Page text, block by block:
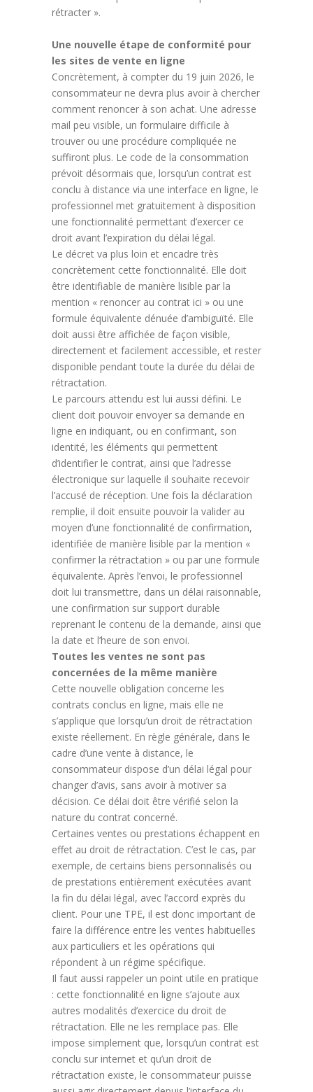
rétracter ».
Une nouvelle étape de conformité pour
les sites de vente en ligne
Concrètement, à compter du 19 juin 2026, le
consommateur ne devra plus avoir à chercher
comment renoncer à son achat. Une adresse
mail peu visible, un formulaire difficile à
trouver ou une procédure compliquée ne
suffiront plus. Le code de la consommation
prévoit désormais que, lorsqu’un contrat est
conclu à distance via une interface en ligne, le
professionnel met gratuitement à disposition
une fonctionnalité permettant d’exercer ce
droit avant l’expiration du délai légal.
Le décret va plus loin et encadre très
concrètement cette fonctionnalité. Elle doit
être identifiable de manière lisible par la
mention « renoncer au contrat ici » ou une
formule équivalente dénuée d’ambiguïté. Elle
doit aussi être affichée de façon visible,
directement et facilement accessible, et rester
disponible pendant toute la durée du délai de
rétractation.
Le parcours attendu est lui aussi défini. Le
client doit pouvoir envoyer sa demande en
ligne en indiquant, ou en confirmant, son
identité, les éléments qui permettent
d’identifier le contrat, ainsi que l’adresse
électronique sur laquelle il souhaite recevoir
l’accusé de réception. Une fois la déclaration
remplie, il doit ensuite pouvoir la valider au
moyen d’une fonctionnalité de confirmation,
identifiée de manière lisible par la mention «
confirmer la rétractation » ou par une formule
équivalente. Après l’envoi, le professionnel
doit lui transmettre, dans un délai raisonnable,
une confirmation sur support durable
reprenant le contenu de la demande, ainsi que
la date et l’heure de son envoi.
Toutes les ventes ne sont pas
concernées de la même manière
Cette nouvelle obligation concerne les
contrats conclus en ligne, mais elle ne
s’applique que lorsqu’un droit de rétractation
existe réellement. En règle générale, dans le
cadre d’une vente à distance, le
consommateur dispose d’un délai légal pour
changer d’avis, sans avoir à motiver sa
décision. Ce délai doit être vérifié selon la
nature du contrat concerné.
Certaines ventes ou prestations échappent en
effet au droit de rétractation. C’est le cas, par
exemple, de certains biens personnalisés ou
de prestations entièrement exécutées avant
la fin du délai légal, avec l’accord exprès du
client. Pour une TPE, il est donc important de
faire la différence entre les ventes habituelles
aux particuliers et les opérations qui
répondent à un régime spécifique.
Il faut aussi rappeler un point utile en pratique
: cette fonctionnalité en ligne s’ajoute aux
autres modalités d’exercice du droit de
rétractation. Elle ne les remplace pas. Elle
impose simplement que, lorsqu’un contrat est
conclu sur internet et qu’un droit de
rétractation existe, le consommateur puisse